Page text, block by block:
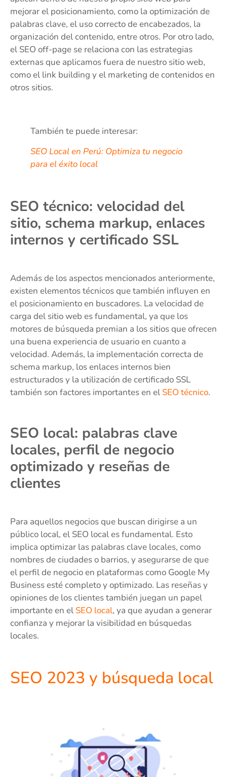
mejorar el posicionamiento, como la optimización de
palabras clave, el uso correcto de encabezados, la
organización del contenido, entre otros. Por otro lado,
el SEO off-page se relaciona con las estrategias
externas que aplicamos fuera de nuestro sitio web,
como el link building y el marketing de contenidos en
otros sitios.
También te puede interesar:
SEO Local en Perú: Optimiza tu negocio
para el éxito local
SEO técnico: velocidad del
sitio, schema markup, enlaces
internos y certificado SSL
Además de los aspectos mencionados anteriormente,
existen elementos técnicos que también influyen en
el posicionamiento en buscadores. La velocidad de
carga del sitio web es fundamental, ya que los
motores de búsqueda premian a los sitios que ofrecen
una buena experiencia de usuario en cuanto a
velocidad. Además, la implementación correcta de
schema markup, los enlaces internos bien
estructurados y la utilización de certificado SSL
también son factores importantes en el SEO técnico.
SEO local: palabras clave
locales, perfil de negocio
optimizado y reseñas de
clientes
Para aquellos negocios que buscan dirigirse a un
público local, el SEO local es fundamental. Esto
implica optimizar las palabras clave locales, como
nombres de ciudades o barrios, y asegurarse de que
el perfil de negocio en plataformas como Google My
Business esté completo y optimizado. Las reseñas y
opiniones de los clientes también juegan un papel
importante en el SEO local, ya que ayudan a generar
confianza y mejorar la visibilidad en búsquedas
locales.
SEO 2023 y búsqueda local